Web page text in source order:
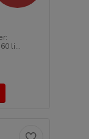
li...